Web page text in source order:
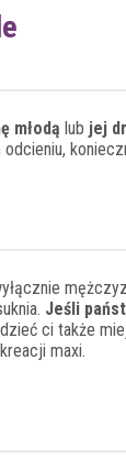
młodą lub jej
Jeśli
ci także
maxi.